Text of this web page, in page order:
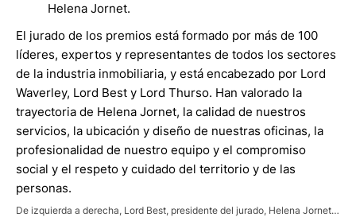
Helena Jornet.
El jurado de los premios está formado por más de 100
líderes, expertos y representantes de todos los sectores
de la industria inmobiliaria, y está encabezado por Lord
Waverley, Lord Best y Lord Thurso. Han valorado la
trayectoria de Helena Jornet, la calidad de nuestros
servicios, la ubicación y diseño de nuestras oficinas, la
profesionalidad de nuestro equipo y el compromiso
social y el respeto y cuidado del territorio y de las
personas.
De izquierda a derecha, Lord Best, presidente del jurado, Helena Jornet, y Stuart Shield, presidente de los International Property Awards.